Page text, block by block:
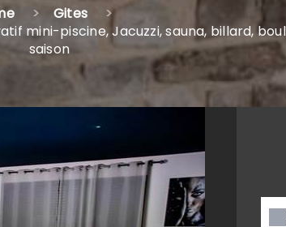
Gites
mini-piscine, Jacuzzi, sauna, billard,
saison